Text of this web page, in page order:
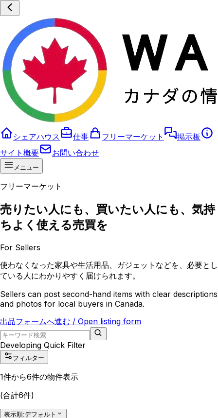
シェアハウス 仕事 フリーマーケット
掲示板
サイト概要
お問い合わせ
メニュー
フリーマーケット
売りたい人にも、買いたい人にも、気持
ちよく使える売買を
For Sellers
使わなくなった家具や生活用品、ガジェットなどを、必要とし
ている人にわかりやすく届けられます。
Sellers can post second-hand items with clear descriptions
and photos for local buyers in Canada.
出品フォームへ進む / Open listing form
Developing Quick Filter
フィルター
1件から6件の物件表示
(合計6件)
表示順:デフォルト